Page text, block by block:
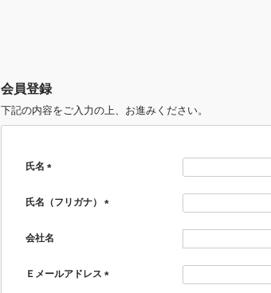
会員登録
下記の内容をご入力の上、お進みください。
氏名
須)
氏名（フリガナ）
会社名
Ｅメールアドレス